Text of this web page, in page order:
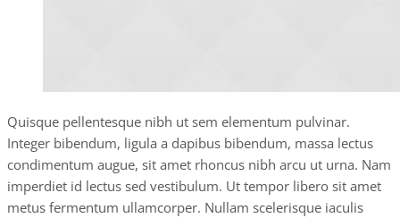
Quisque pellentesque nibh ut sem elementum pulvinar.
Integer bibendum, ligula a dapibus bibendum, massa lectus
condimentum augue, sit amet rhoncus nibh arcu ut urna. Nam
imperdiet id lectus sed vestibulum. Ut tempor libero sit amet
metus fermentum ullamcorper. Nullam scelerisque iaculis